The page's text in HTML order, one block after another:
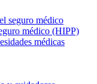
seguro médico
médico (HIPP)
médicas